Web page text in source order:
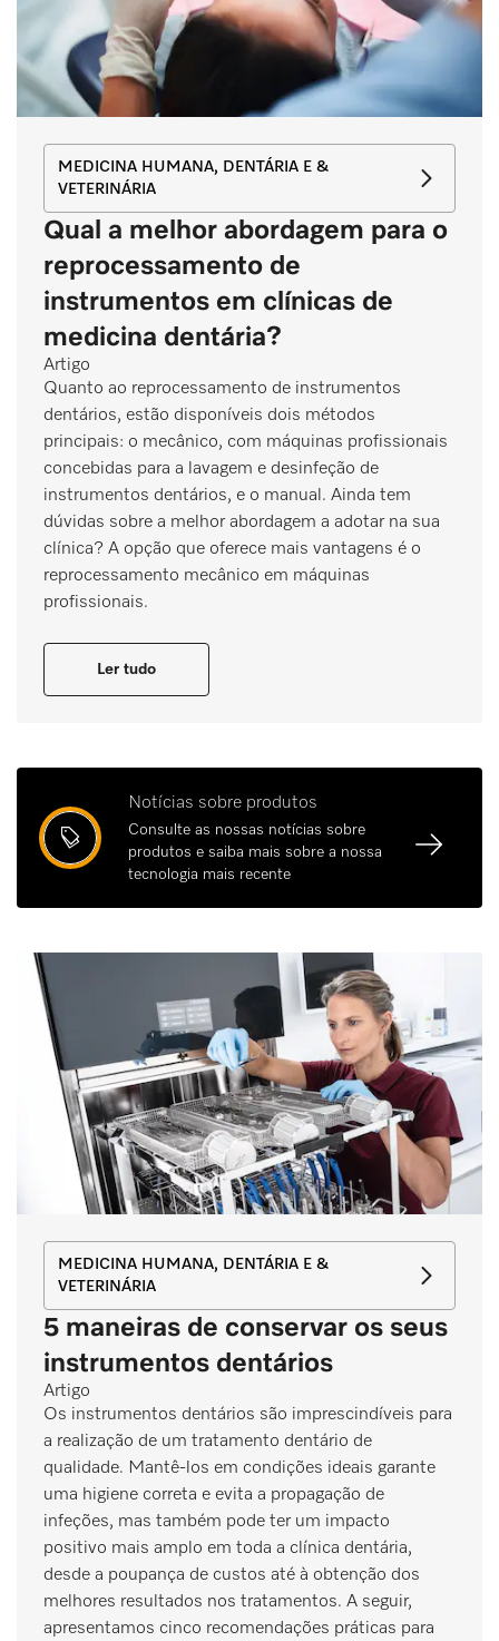
MEDICINA HUMANA, DENTÁRIA E &
VETERINÁRIA
Qual a melhor abordagem para o
reprocessamento de
instrumentos em clínicas de
medicina dentária?
Artigo
Quanto ao reprocessamento de instrumentos
dentários, estão disponíveis dois métodos
principais: o mecânico, com máquinas profissionais
concebidas para a lavagem e desinfeção de
instrumentos dentários, e o manual. Ainda tem
dúvidas sobre a melhor abordagem a adotar na sua
clínica? A opção que oferece mais vantagens é o
reprocessamento mecânico em máquinas
profissionais.
Ler tudo
Notícias sobre produtos
Consulte as nossas notícias sobre
produtos e saiba mais sobre a nossa
tecnologia mais recente
MEDICINA HUMANA, DENTÁRIA E &
VETERINÁRIA
5 maneiras de conservar os seus
instrumentos dentários
Artigo
Os instrumentos dentários são imprescindíveis para
a realização de um tratamento dentário de
qualidade. Mantê-los em condições ideais garante
uma higiene correta e evita a propagação de
infeções, mas também pode ter um impacto
positivo mais amplo em toda a clínica dentária,
desde a poupança de custos até à obtenção dos
melhores resultados nos tratamentos. A seguir,
apresentamos cinco recomendações práticas para